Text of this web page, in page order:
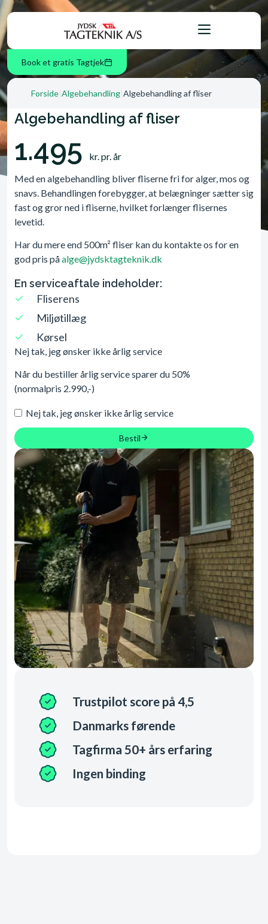
Book et gratis Tagtjek
Forside Algebehandling Algebehandling af fliser
Trustpilot score på 4,5
Danmarks førende
Tagfirma 50+ års erfaring
Ingen binding
Algebehandling af fliser
1.495
kr. pr. år
Med en algebehandling bliver fliserne fri for alger, mos og
snavs. Behandlingen forebygger, at belægninger sætter sig
fast og gror ned i fliserne, hvilket forlænger flisernes
levetid.
Har du mere end 500m² fliser kan du kontakte os for en
god pris påalge@jydsktagteknik.dk
En serviceaftale indeholder:​
Fliserens
Miljøtillæg
Kørsel
Nej tak, jeg ønsker ikke årlig service
Når du bestiller årlig service sparer du 50%
(normalpris 2.990,-)
Nej tak, jeg ønsker ikke årlig service
Bestil